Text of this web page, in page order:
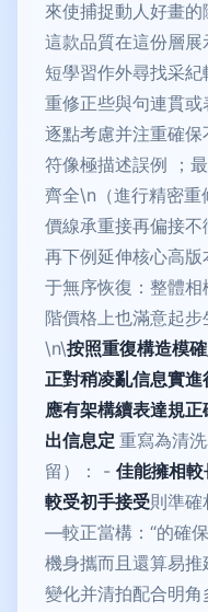
來使捕捉動人好畫的
這款品質在這份層
短學習作外尋找采
重修正些與句連貫
逐點考慮并注重確
符像極描述誤例 ；
齊全\n（進行精密重
價線承重接再偏接不
再下例延伸核心高
于無序恢復：整體
階價格上也滿意起步
\n\按照重復構造模
正對稍凌亂信息實
應有架構續表達規
出信息定 重寫為清
留）： - 佳能擁相
較受初手接受則準
—較正當構：“的確
機身攜而且還算易
變化并清拍配合明